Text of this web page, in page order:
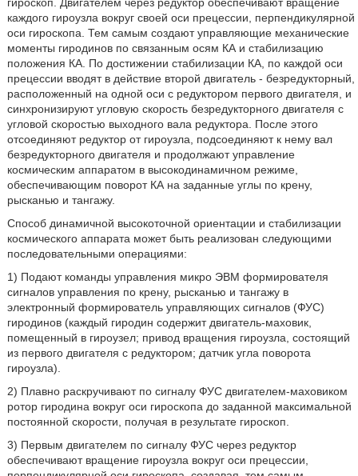
каждого гироузла вокруг своей оси прецессии, перпендикулярной
оси гироскопа. Тем самым создают управляющие механические
моменты гиродинов по связанным осям КА и стабилизацию
положения КА. По достижении стабилизации КА, по каждой оси
прецессии вводят в действие второй двигатель - безредукторный,
расположенный на одной оси с редуктором первого двигателя, и
синхронизируют угловую скорость безредукторного двигателя с
угловой скоростью выходного вала редуктора. После этого
отсоединяют редуктор от гироузла, подсоединяют к нему вал
безредукторного двигателя и продолжают управление
космическим аппаратом в высокодинамичном режиме,
обеспечивающим поворот КА на заданные углы по крену,
рысканью и тангажу.
Способ динамичной высокоточной ориентации и стабилизации
космического аппарата может быть реализован следующими
последовательными операциями:
1) Подают команды управления микро ЭВМ формирователя
сигналов управления по крену, рысканью и тангажу в
электронный формирователь управляющих сигналов (ФУС)
гиродинов (каждый гиродин содержит двигатель-маховик,
помещенный в гироузел; привод вращения гироузла, состоящий
из первого двигателя с редуктором; датчик угла поворота
гироузла).
2) Плавно раскручивают по сигналу ФУС двигателем-маховиком
ротор гиродина вокруг оси гироскопа до заданной максимальной
постоянной скорости, получая в результате гироскоп.
3) Первым двигателем по сигналу ФУС через редуктор
обеспечивают вращение гироузла вокруг оси прецессии,